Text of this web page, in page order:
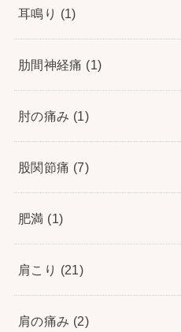
耳鳴り (1)
肋間神経痛 (1)
肘の痛み (1)
股関節痛 (7)
肥満 (1)
肩こり (21)
肩の痛み (2)